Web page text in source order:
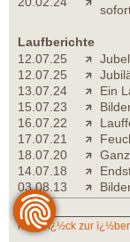
Laufberichte
12.07.25
12.07.25
13.07.24
Ein
15.07.23
16.07.22
17.07.21
18.07.20
14.07.18
03.08.13
zurï¿½ck zur